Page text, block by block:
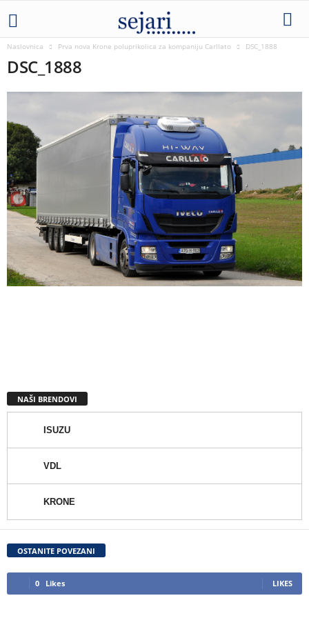
Naslovnica Prva nova Krone poluprikolica za kompaniju Carllato DSC_1888
DSC_1888
NAŠI BRENDOVI
OSTANITE POVEZANI
0 Likes LIKES